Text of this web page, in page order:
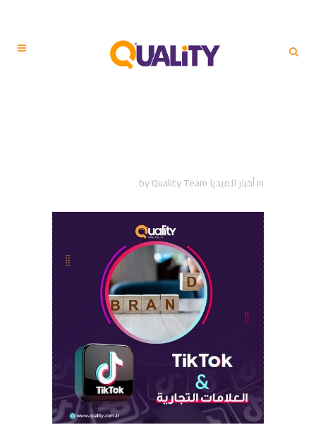
inأخبار الميديا byQuality Team